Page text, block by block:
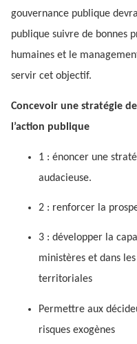
gouvernance publique
publique suivre de bonnes
humaines et le
servir cet objectif.
Concevoir une stratégie
l’action publique
1 : énoncer une
audacieuse.
2 : renforcer la
3 : développer la
ministères et dans
territoriales
Permettre aux
risques exogènes